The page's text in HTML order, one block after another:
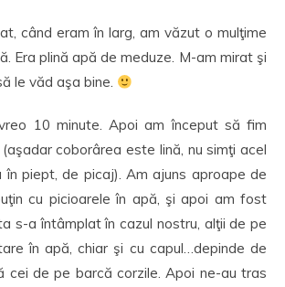
când eram în larg, am văzut o mulţime
Era plină apă de meduze. M-am mirat şi
le văd aşa bine.
10 minute. Apoi am început să fim
coborârea este lină, nu simţi acel
în piept, de picaj). Am ajuns aproape de
cu picioarele în apă, şi apoi am fost
s-a întâmplat în cazul nostru, alţii de pe
în apă, chiar şi cu capul…depinde de
cei de pe barcă corzile. Apoi ne-au tras